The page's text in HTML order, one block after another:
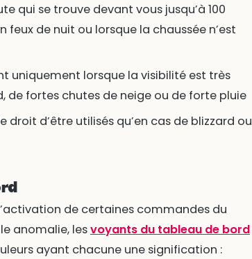
qui se trouve devant vous jusqu’à 100
feux de nuit ou lorsque la chaussée n’est
uniquement lorsque la visibilité est très
de fortes chutes de neige ou de forte pluie
droit d’être utilisés qu’en cas de blizzard ou
de certaines commandes du
anomalie, lesvoyants du tableau de bord
ayant chacune une signification :